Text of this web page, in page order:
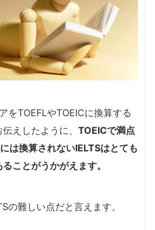
をTOEFLやTOEICに換算する
えしたように、 TOEICで満点
は換算されないIELTSはとても
ことがうかがえます。
の難しい点だと言えます。